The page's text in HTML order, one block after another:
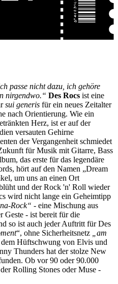
passe nicht dazu, ich gehöre
nirgendwo.“ Des Rocs ist eine
sui generis für ein neues Zeitalter
nach Orientierung. Wie ein
Herz, ist er auf der
versauten Gehirne
der Vergangenheit schmiedet
für Musik mit Gitarre, Bass
das erste für das legendäre
hört auf den Namen „Dream
um uns an einen Ort
und der Rock 'n' Roll wieder
wird nicht lange ein Geheimtipp
Rock“ - eine Mischung aus
Geste - ist bereit für die
so ist auch jeder Auftritt für Des
“, ohne Sicherheitsnetz „am
Hüftschwung von Elvis und
Thunders hat der stolze New
Ob vor 90 oder 90.000
Rolling Stones oder Muse -